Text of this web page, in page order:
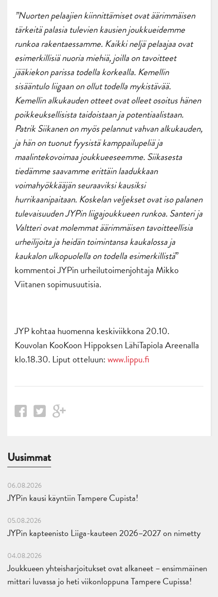
”Nuorten pelaajien kiinnittämiset ovat äärimmäisen
tärkeitä palasia tulevien kausien joukkueidemme
runkoa rakentaessamme. Kaikki neljä pelaajaa ovat
esimerkillisiä nuoria miehiä, joilla on tavoitteet
jääkiekon parissa todella korkealla. Kemellin
sisääntulo liigaan on ollut todella mykistävää.
Kemellin alkukauden otteet ovat olleet osoitus hänen
poikkeuksellisista taidoistaan ja potentiaalistaan.
Patrik Siikanen on myös pelannut vahvan alkukauden,
ja hän on tuonut fyysistä kamppailupeliä ja
maalintekovoimaa joukkueeseemme. Siikasesta
tiedämme saavamme erittäin laadukkaan
voimahyökkääjän seuraaviksi kausiksi
hurrikaanipaitaan. Koskelan veljekset ovat iso palanen
tulevaisuuden JYPin liigajoukkueen runkoa. Santeri ja
Valtteri ovat molemmat äärimmäisen tavoitteellisia
urheilijoita ja heidän toimintansa kaukalossa ja
kaukalon ulkopuolella on todella esimerkillistä”
kommentoi JYPin urheilutoimenjohtaja Mikko
Viitanen sopimusuutisia.
JYP kohtaa huomenna keskiviikkona 20.10.
Kouvolan KooKoon Hippoksen LähiTapiola Areenalla
klo.18.30. Liput otteluun:www.lippu.fi
Uusimmat
06.08.2026
JYPin kausi käyntiin Tampere Cupista!
05.08.2026
JYPin kapteenisto Liiga-kauteen 2026–2027 on nimetty
04.08.2026
Joukkueen yhteisharjoitukset ovat alkaneet – ensimmäinen
mittari luvassa jo heti viikonloppuna Tampere Cupissa!